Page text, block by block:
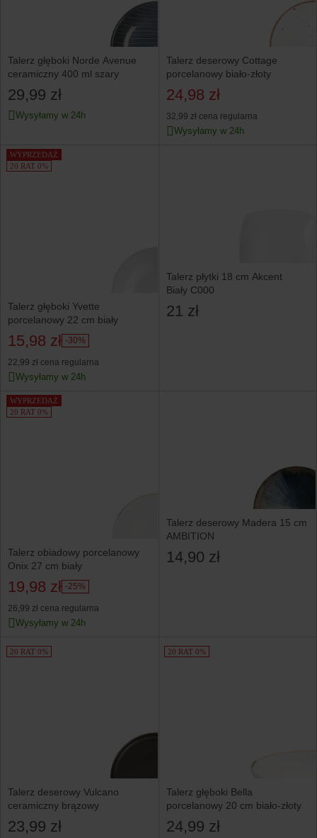
Talerz głęboki Norde Avenue
ceramiczny 400 ml szary
29,99 zł
Wysyłamy w 24h
Talerz deserowy Cottage
porcelanowy biało-złoty
24,98 zł
32,99 zł cena regularna
Wysyłamy w 24h
WYPRZEDAŻ
20 RAT 0%
Talerz głęboki Yvette
porcelanowy 22 cm biały
15,98 zł -30%
22,99 zł cena regularna
Wysyłamy w 24h
Talerz płytki 18 cm Akcent
Biały C000
21 zł
WYPRZEDAŻ
20 RAT 0%
Talerz obiadowy porcelanowy
Onix 27 cm biały
19,98 zł -25%
26,99 zł cena regularna
Wysyłamy w 24h
Talerz deserowy Madera 15 cm
AMBITION
14,90 zł
20 RAT 0%
Talerz deserowy Vulcano
ceramiczny brązowy
23,99 zł
20 RAT 0%
Talerz głęboki Bella
porcelanowy 20 cm biało-złoty
24,99 zł